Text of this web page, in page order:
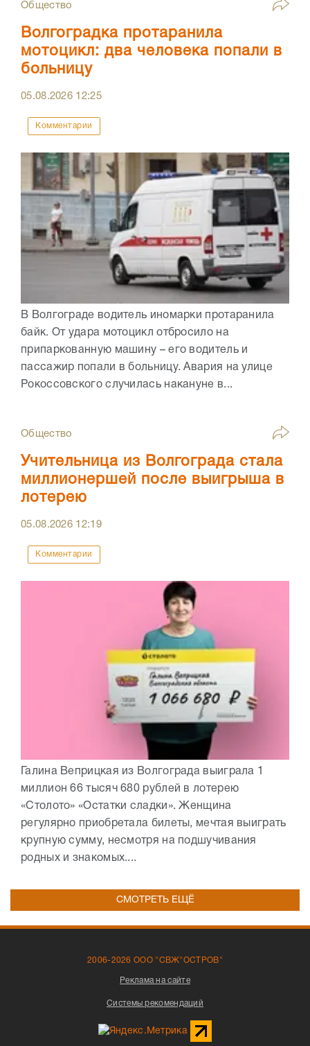
Общество
Волгоградка протаранила
мотоцикл: два человека попали в
больницу
05.08.2026 12:25
Комментарии
В Волгограде водитель иномарки протаранила
байк. От удара мотоцикл отбросило на
припаркованную машину – его водитель и
пассажир попали в больницу. Авария на улице
Рокоссовского случилась накануне в...
Общество
Учительница из Волгограда стала
миллионершей после выигрыша в
лотерею
05.08.2026 12:19
Комментарии
Галина Веприцкая из Волгограда выиграла 1
миллион 66 тысяч 680 рублей в лотерею
«Столото» «Остатки сладки». Женщина
регулярно приобретала билеты, мечтая выиграть
крупную сумму, несмотря на подшучивания
родных и знакомых....
СМОТРЕТЬ ЕЩЁ
2006-2026 ООО "СВЖ"ОСТРОВ"
Реклама на сайте
Системы рекомендаций